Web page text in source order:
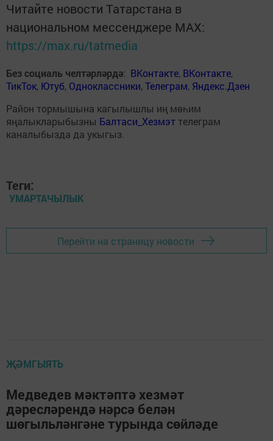
Читайте новости Татарстана в
национальном мессенджере MАХ:
https://max.ru/tatmedia
Без социаль челтәрләрдә: ВКонтакте, ВКонтакте,
ТикТок, Ютуб, Одноклассники,Телеграм, Яндекс.Дзен
Район тормышына кагылышлы иң мөһим
яңалыкларыбызны Балтаси_Хезмэт телеграм
каналыбызда да укыгыз.
Теги:
УМАРТАЧЫЛЫК
Перейти на страницу новости
ҖӘМГЫЯТЬ
Медведев мәктәптә хезмәт
дәресләрендә нәрсә белән
шөгыльләнгәне турында сөйләде